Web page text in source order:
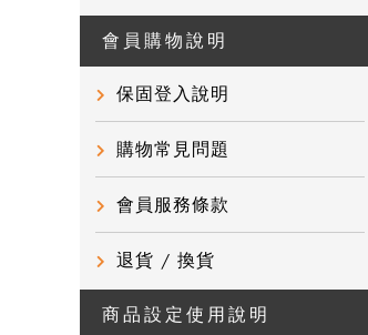
會員購物說明
保固登入說明
購物常見問題
會員服務條款
退貨 / 換貨
商品設定使用說明